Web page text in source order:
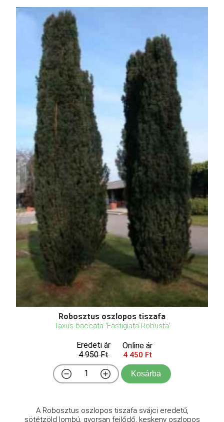
Robosztus oszlopos tiszafa
Taxus baccata 'Fastigiata Robusta'
Eredeti ár
4 950 Ft
Online ár
4 450 Ft
Kosárba
A Robosztus oszlopos tiszafa svájci eredetű,
sötétzöld lombú, gyorsan fejlődő, keskeny oszlopos